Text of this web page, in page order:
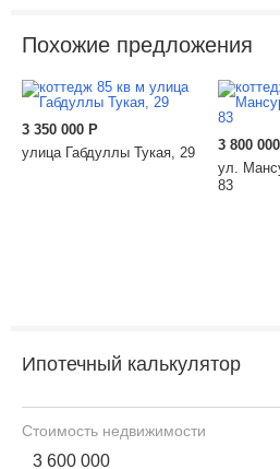
Похожие предложения
3 350 000 Р
улица Габдуллы Тукая, 29
3 800 000
ул.
83
Ипотечный калькулятор
Стоимость недвижимости